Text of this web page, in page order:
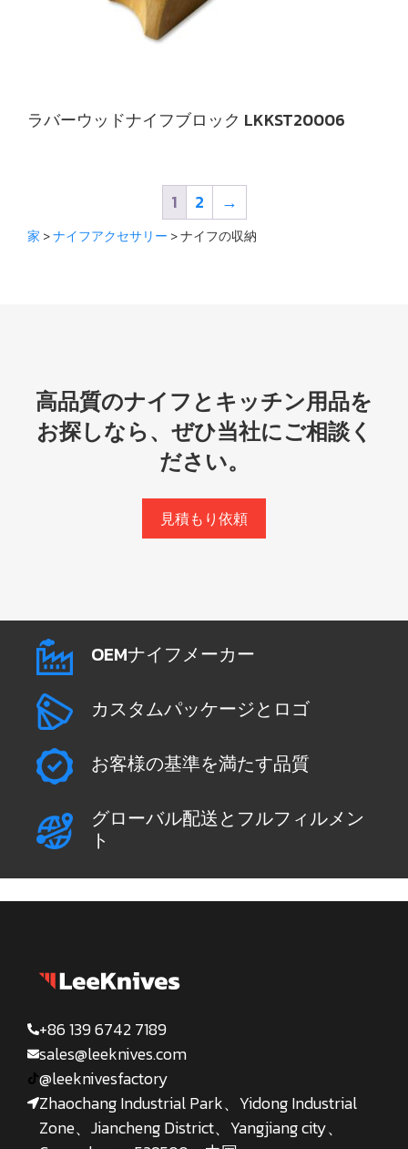
ラバーウッドナイフブロック LKKST20006
1 2 →
家 >ナイフアクセサリー > ナイフの収納
高品質のナイフとキッチン用品を
お探しなら、ぜひ当社にご相談く
ださい。
見積もり依頼
OEMナイフメーカー
カスタムパッケージとロゴ
お客様の基準を満たす品質
グローバル配送とフルフィルメン
ト
+86 139 6742 7189
sales@leeknives.com
@leeknivesfactory
Zhaochang Industrial Park、Yidong Industrial
Zone、Jiancheng District、Yangjiang city、